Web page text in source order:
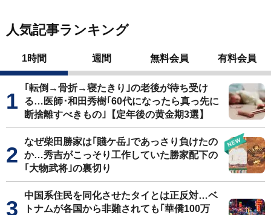
人気記事ランキング
1時間 週間 無料会員 有料会員
｢転倒→骨折→寝たきり｣の老後が待ち受け
る…医師･和田秀樹｢60代になったら真っ先に
断捨離すべきもの｣【定年後の黄金期3選】
なぜ柴田勝家は｢賤ケ岳｣であっさり負けたの
か…秀吉がこっそり工作していた勝家配下の
｢大物武将｣の裏切り
中国系住民を同化させたタイとは正反対…ベ
トナムが各国から非難されても｢華僑100万